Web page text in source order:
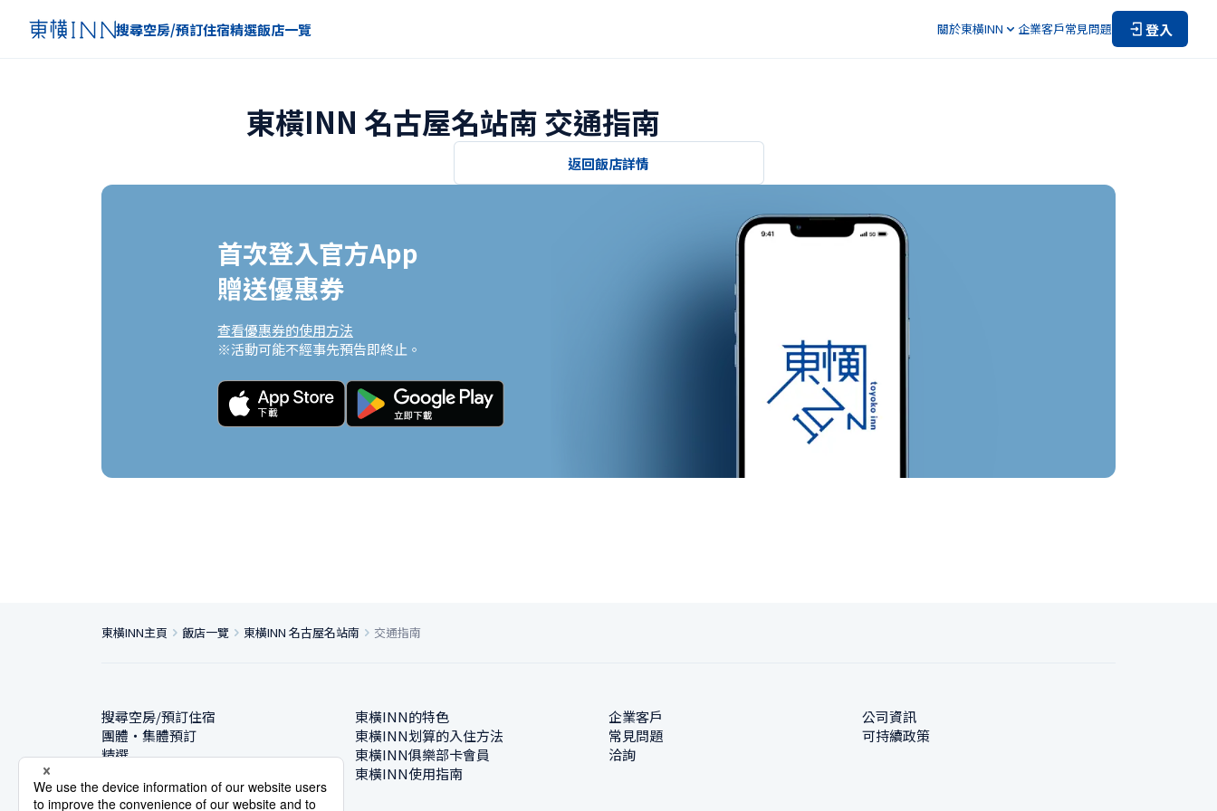
搜尋空房/預訂住宿精選飯店一覽 關於東橫INN 企業客戶常見問題 登入
東橫INN 名古屋名站南 交通指南
返回飯店詳情
首次登入官方App
贈送優惠券
查看優惠券的使用方法
※活動可能不經事先預告即終止。
東橫INN主頁 飯店一覽 東橫INN 名古屋名站南 交通指南
搜尋空房/預訂住宿
團體・集體預訂
精選
東橫INN的特色
東橫INN划算的入住方法
東橫INN俱樂部卡會員
東橫INN使用指南
企業客戶
常見問題
洽詢
公司資訊
可持續政策